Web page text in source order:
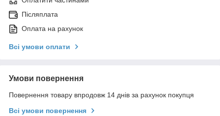
Післяплата
Оплата на рахунок
Всі умови оплати
Умови повернення
Повернення товару впродовж 14 днів за рахунок покупця
Всі умови повернення